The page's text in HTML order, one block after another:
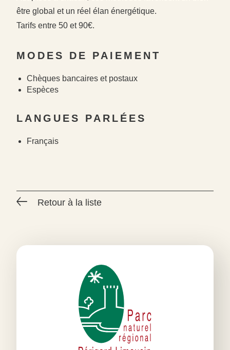
être global et un réel élan énergétique.
Tarifs entre 50 et 90€.
MODES DE PAIEMENT
Chèques bancaires et postaux
Espèces
LANGUES PARLÉES
Français
Retour à la liste
#
#